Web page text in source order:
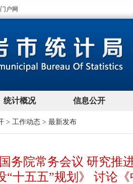
> 工作动态 > 最新发布
务院常务会议 研究推
“十五五”规划》 讨论